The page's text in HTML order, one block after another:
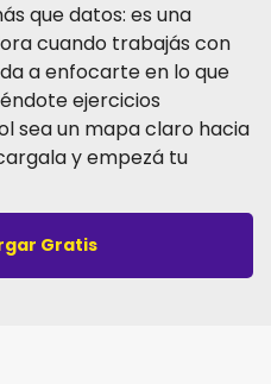
que datos: es una
cuando trabajás con
a enfocarte en lo que
ejercicios
sea un mapa claro hacia
y empezá tu
Gratis